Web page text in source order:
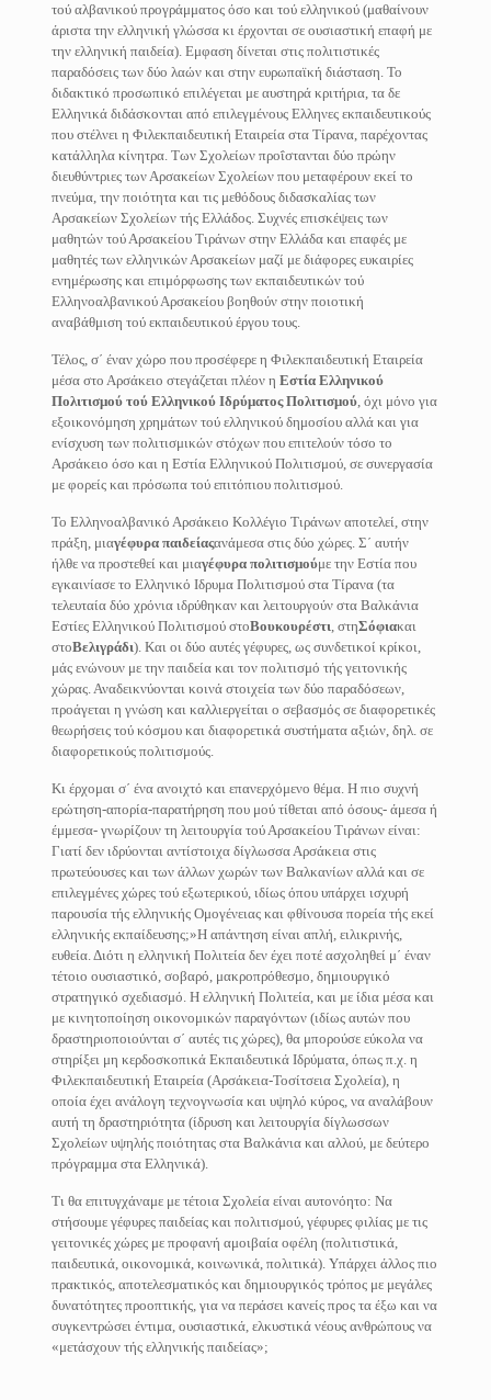
τού αλβανικού προγράμματος όσο και τού ελληνικού (μαθαίνουν
άριστα την ελληνική γλώσσα κι έρχονται σε ουσιαστική επαφή με
την ελληνική παιδεία). Εμφαση δίνεται στις πολιτιστικές
παραδόσεις των δύο λαών και στην ευρωπαϊκή διάσταση. Το
διδακτικό προσωπικό επιλέγεται με αυστηρά κριτήρια, τα δε
Ελληνικά διδάσκονται από επιλεγμένους Ελληνες εκπαιδευτικούς
που στέλνει η Φιλεκπαιδευτική Εταιρεία στα Τίρανα, παρέχοντας
κατάλληλα κίνητρα. Των Σχολείων προΐστανται δύο πρώην
διευθύντριες των Αρσακείων Σχολείων που μεταφέρουν εκεί το
πνεύμα, την ποιότητα και τις μεθόδους διδασκαλίας των
Αρσακείων Σχολείων τής Ελλάδος. Συχνές επισκέψεις των
μαθητών τού Αρσακείου Τιράνων στην Ελλάδα και επαφές με
μαθητές των ελληνικών Αρσακείων μαζί με διάφορες ευκαιρίες
ενημέρωσης και επιμόρφωσης των εκπαιδευτικών τού
Ελληνοαλβανικού Αρσακείου βοηθούν στην ποιοτική
αναβάθμιση τού εκπαιδευτικού έργου τους.
Τέλος, σ΄ έναν χώρο που προσέφερε η Φιλεκπαιδευτική Εταιρεία
μέσα στο Αρσάκειο στεγάζεται πλέον η Εστία Ελληνικού
Πολιτισμού τού Ελληνικού Ιδρύματος Πολιτισμού, όχι μόνο για
εξοικονόμηση χρημάτων τού ελληνικού δημοσίου αλλά και για
ενίσχυση των πολιτισμικών στόχων που επιτελούν τόσο το
Αρσάκειο όσο και η Εστία Ελληνικού Πολιτισμού, σε συνεργασία
με φορείς και πρόσωπα τού επιτόπιου πολιτισμού.
Το Ελληνοαλβανικό Αρσάκειο Κολλέγιο Τιράνων αποτελεί, στην
πράξη, μιαγέφυρα παιδείαςανάμεσα στις δύο χώρες. Σ΄ αυτήν
ήλθε να προστεθεί και μιαγέφυρα πολιτισμούμε την Εστία που
εγκαινίασε το Ελληνικό Ιδρυμα Πολιτισμού στα Τίρανα (τα
τελευταία δύο χρόνια ιδρύθηκαν και λειτουργούν στα Βαλκάνια
Εστίες Ελληνικού Πολιτισμού στοΒουκουρέστι, στηΣόφιακαι
στοΒελιγράδι). Και οι δύο αυτές γέφυρες, ως συνδετικοί κρίκοι,
μάς ενώνουν με την παιδεία και τον πολιτισμό τής γειτονικής
χώρας. Αναδεικνύονται κοινά στοιχεία των δύο παραδόσεων,
προάγεται η γνώση και καλλιεργείται ο σεβασμός σε διαφορετικές
θεωρήσεις τού κόσμου και διαφορετικά συστήματα αξιών, δηλ. σε
διαφορετικούς πολιτισμούς.
Κι έρχομαι σ΄ ένα ανοιχτό και επανερχόμενο θέμα. Η πιο συχνή
ερώτηση-απορία-παρατήρηση που μού τίθεται από όσους- άμεσα ή
έμμεσα- γνωρίζουν τη λειτουργία τού Αρσακείου Τιράνων είναι:
Γιατί δεν ιδρύονται αντίστοιχα δίγλωσσα Αρσάκεια στις
πρωτεύουσες και των άλλων χωρών των Βαλκανίων αλλά και σε
επιλεγμένες χώρες τού εξωτερικού, ιδίως όπου υπάρχει ισχυρή
παρουσία τής ελληνικής Ομογένειας και φθίνουσα πορεία τής εκεί
ελληνικής εκπαίδευσης;»Η απάντηση είναι απλή, ειλικρινής,
ευθεία. Διότι η ελληνική Πολιτεία δεν έχει ποτέ ασχοληθεί μ΄ έναν
τέτοιο ουσιαστικό, σοβαρό, μακροπρόθεσμο, δημιουργικό
στρατηγικό σχεδιασμό. Η ελληνική Πολιτεία, και με ίδια μέσα και
με κινητοποίηση οικονομικών παραγόντων (ιδίως αυτών που
δραστηριοποιούνται σ΄ αυτές τις χώρες), θα μπορούσε εύκολα να
στηρίξει μη κερδοσκοπικά Εκπαιδευτικά Ιδρύματα, όπως π.χ. η
Φιλεκπαιδευτική Εταιρεία (Αρσάκεια-Τοσίτσεια Σχολεία), η
οποία έχει ανάλογη τεχνογνωσία και υψηλό κύρος, να αναλάβουν
αυτή τη δραστηριότητα (ίδρυση και λειτουργία δίγλωσσων
Σχολείων υψηλής ποιότητας στα Βαλκάνια και αλλού, με δεύτερο
πρόγραμμα στα Ελληνικά).
Τι θα επιτυγχάναμε με τέτοια Σχολεία είναι αυτονόητο: Να
στήσουμε γέφυρες παιδείας και πολιτισμού, γέφυρες φιλίας με τις
γειτονικές χώρες με προφανή αμοιβαία οφέλη (πολιτιστικά,
παιδευτικά, οικονομικά, κοινωνικά, πολιτικά). Υπάρχει άλλος πιο
πρακτικός, αποτελεσματικός και δημιουργικός τρόπος με μεγάλες
δυνατότητες προοπτικής, για να περάσει κανείς προς τα έξω και να
συγκεντρώσει έντιμα, ουσιαστικά, ελκυστικά νέους ανθρώπους να
«μετάσχουν τής ελληνικής παιδείας»;